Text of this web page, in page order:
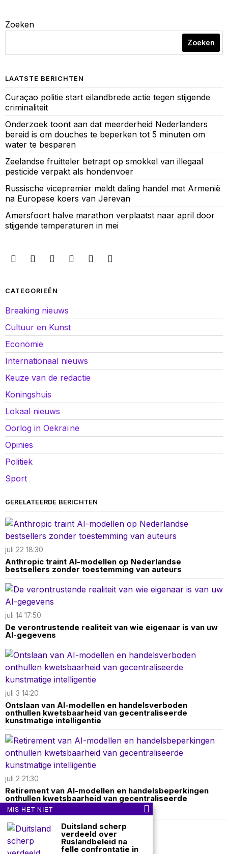
Zoeken
Zoeken
LAATSTE BERICHTEN
Curaçao politie start eilandbrede actie tegen stijgende
criminaliteit
Onderzoek toont aan dat meerderheid Nederlanders
bereid is om douches te beperken tot 5 minuten om
water te besparen
Zeelandse fruitteler betrapt op smokkel van illegaal
pesticide verpakt als hondenvoer
Russische vicepremier meldt daling handel met Armenië
na Europese koers van Jerevan
Amersfoort halve marathon verplaatst naar april door
stijgende temperaturen in mei
CATEGORIEËN
Breaking nieuws
Cultuur en Kunst
Economie
Internationaal nieuws
Keuze van de redactie
Koningshuis
Lokaal nieuws
Oorlog in Oekraïne
Opinies
Politiek
Sport
GERELATEERDE BERICHTEN
juli 22 18:30
Anthropic traint AI-modellen op Nederlandse
bestsellers zonder toestemming van auteurs
juli 14 17:50
De verontrustende realiteit van wie eigenaar is van uw
AI-gegevens
juli 3 14:20
Ontslaan van AI-modellen en handelsverboden
onthullen kwetsbaarheid van gecentraliseerde
kunstmatige intelligentie
juli 2 21:30
Retirement van AI-modellen en handelsbeperkingen
onthullen kwetsbaarheid van gecentraliseerde
kunstmatige intelligentie
Over ons Contact
MIS HET NIET
Duitsland scherp
verdeeld over
Ruslandbeleid na
felle confrontatie in